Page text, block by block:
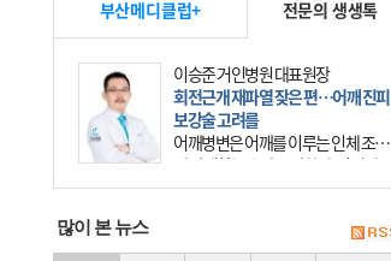
부산메디클럽+ 전문의 생생톡
이승준 거인병원 대표원장
회전근개 재파열 잦은 편…어깨 진피
보강술 고려를
어깨병변은 어깨를 이루는 인체 조직
에 발생하는 손상을 말한다. 여기에
는 오십견과 회전근개 증후군, 어깨
많이 본 뉴스